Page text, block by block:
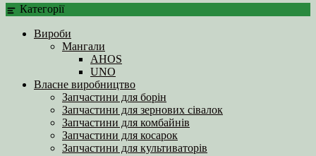
Категорії
Вироби
Мангали
AHOS
UNO
Власне виробництво
Запчастини для борін
Запчастини для зернових сівалок
Запчастини для комбайнів
Запчастини для косарок
Запчастини для культиваторів